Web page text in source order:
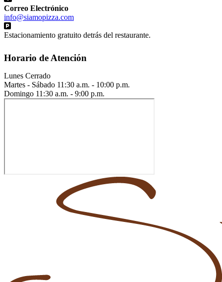
Correo Electrónico
info@siamopizza.com
Estacionamiento gratuito detrás del restaurante.
Horario de Atención
Lunes Cerrado
Martes - Sábado 11:30 a.m. - 10:00 p.m.
Domingo 11:30 a.m. - 9:00 p.m.